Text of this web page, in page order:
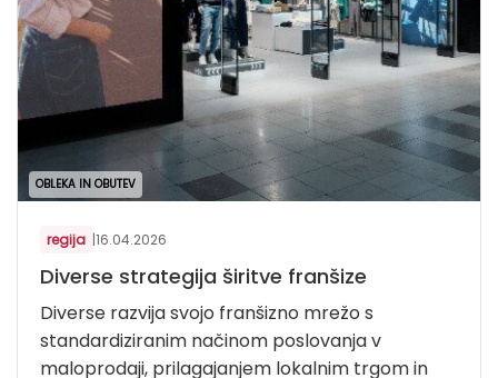
OBLEKA IN OBUTEV
regija |16.04.2026
Diverse strategija širitve franšize
Diverse razvija svojo franšizno mrežo s
standardiziranim načinom poslovanja v
maloprodaji, prilagajanjem lokalnim trgom in